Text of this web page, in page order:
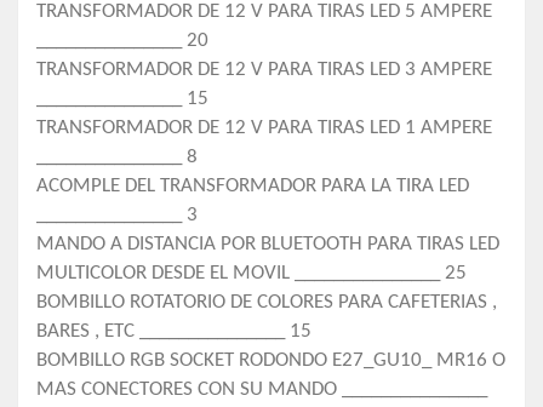
TRANSFORMADOR DE 12 V PARA TIRAS LED 5 AMPERE
_______________ 20
TRANSFORMADOR DE 12 V PARA TIRAS LED 3 AMPERE
_______________ 15
TRANSFORMADOR DE 12 V PARA TIRAS LED 1 AMPERE
_______________ 8
ACOMPLE DEL TRANSFORMADOR PARA LA TIRA LED
_______________ 3
MANDO A DISTANCIA POR BLUETOOTH PARA TIRAS LED
MULTICOLOR DESDE EL MOVIL _______________ 25
BOMBILLO ROTATORIO DE COLORES PARA CAFETERIAS ,
BARES , ETC _______________ 15
BOMBILLO RGB SOCKET RODONDO E27_GU10_ MR16 O
MAS CONECTORES CON SU MANDO _______________